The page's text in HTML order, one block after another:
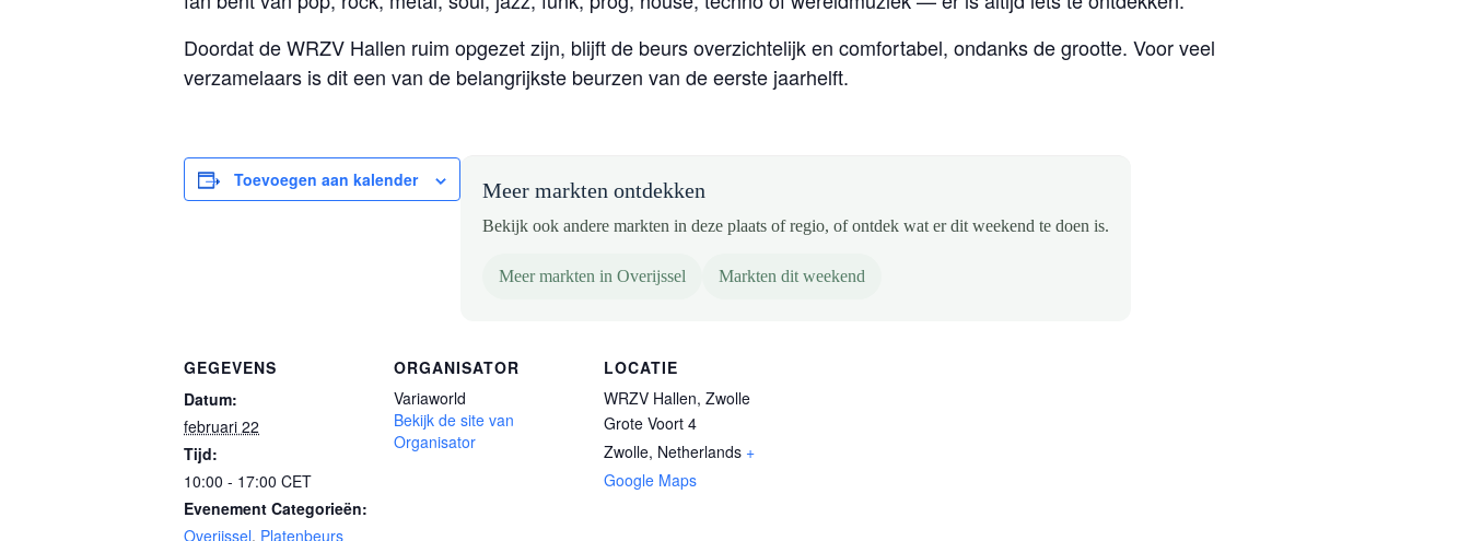
Doordat de WRZV Hallen ruim opgezet zijn, blijft de beurs overzichtelijk en comfortabel, ondanks de grootte. Voor veel
verzamelaars is dit een van de belangrijkste beurzen van de eerste jaarhelft.
Toevoegen aan kalender Meer markten ontdekken
Bekijk ook andere markten in deze plaats of regio, of ontdek wat er dit weekend te doen is.
Meer markten in Overijssel Markten dit weekend
GEGEVENS
Datum:
februari 22
Tijd:
10:00 - 17:00 CET
Evenement Categorieën:
Overijssel, Platenbeurs
ORGANISATOR
Variaworld
Bekijk de site van
Organisator
LOCATIE
WRZV Hallen, Zwolle
Grote Voort 4
Zwolle, Netherlands +
Google Maps